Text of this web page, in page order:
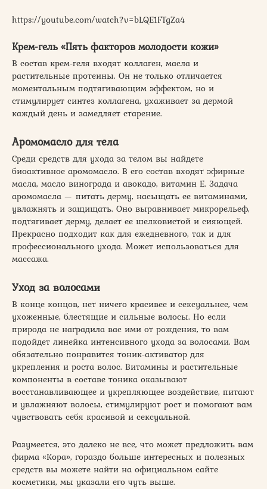
https://youtube.com/watch?v=bLQE1FTgZa4
Крем-гель «Пять факторов молодости кожи»
В состав крем-геля входят коллаген, масла и
растительные протеины. Он не только отличается
моментальным подтягивающим эффектом, но и
стимулирует синтез коллагена, ухаживает за дермой
каждый день и замедляет старение.
Аромомасло для тела
Среди средств для ухода за телом вы найдете
биоактивное аромомасло. В его состав входят эфирные
масла, масло винограда и авокадо, витамин E. Задача
аромомасла — питать дерму, насыщать ее витаминами,
увлажнять и защищать. Оно выравнивает микрорельеф,
подтягивает дерму, делает ее шелковистой и сияющей.
Прекрасно подходит как для ежедневного, так и для
профессионального ухода. Может использоваться для
массажа.
Уход за волосами
В конце концов, нет ничего красивее и сексуальнее, чем
ухоженные, блестящие и сильные волосы. Но если
природа не наградила вас ими от рождения, то вам
подойдет линейка интенсивного ухода за волосами. Вам
обязательно понравится тоник-активатор для
укрепления и роста волос. Витамины и растительные
компоненты в составе тоника оказывают
восстанавливающее и укрепляющее воздействие, питают
и увлажняют волосы, стимулируют рост и помогают вам
чувствовать себя красивой и сексуальной.
Разумеется, это далеко не все, что может предложить вам
фирма «Кора», гораздо больше интересных и полезных
средств вы можете найти на официальном сайте
косметики, мы указали его чуть выше.